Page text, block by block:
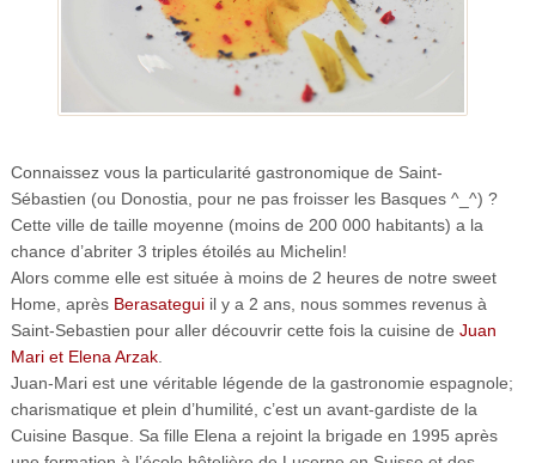
Connaissez vous la particularité gastronomique de Saint-
Sébastien (ou Donostia, pour ne pas froisser les Basques ^_^) ?
Cette ville de taille moyenne (moins de 200 000 habitants) a la
chance d’abriter 3 triples étoilés au Michelin!
Alors comme elle est située à moins de 2 heures de notre sweet
Home, après Berasateguiil y a 2 ans, nous sommes revenus à
Saint-Sebastien pour aller découvrir cette fois la cuisine de Juan
Mari et Elena Arzak.
Juan-Mari est une véritable légende de la gastronomie espagnole;
charismatique et plein d’humilité, c’est un avant-gardiste de la
Cuisine Basque. Sa fille Elena a rejoint la brigade en 1995 après